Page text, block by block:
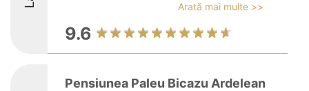
Arată mai multe >>
9.6
Pensiunea Paleu Bicazu Ardelean